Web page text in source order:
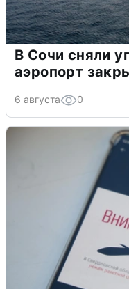
В Сочи сняли
аэропорт
6 августа 0